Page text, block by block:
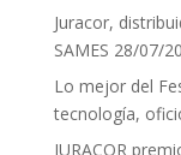
Juracor,
SAMES 28/07/
Lo mejor del
tecnología,
JURACOR